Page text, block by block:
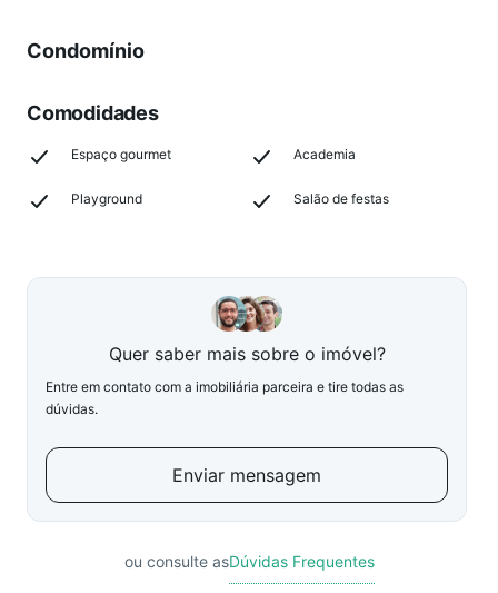
Condomínio
Comodidades
Espaço gourmet Academia
Playground Salão de festas
Quer saber mais sobre o imóvel?
Entre em contato com a imobiliária parceira e tire todas as
dúvidas.
Enviar mensagem
ou consulte asDúvidas Frequentes